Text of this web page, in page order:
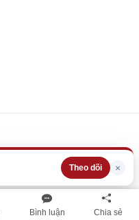
Bình luận Chia sẻ
Theo dõi ×